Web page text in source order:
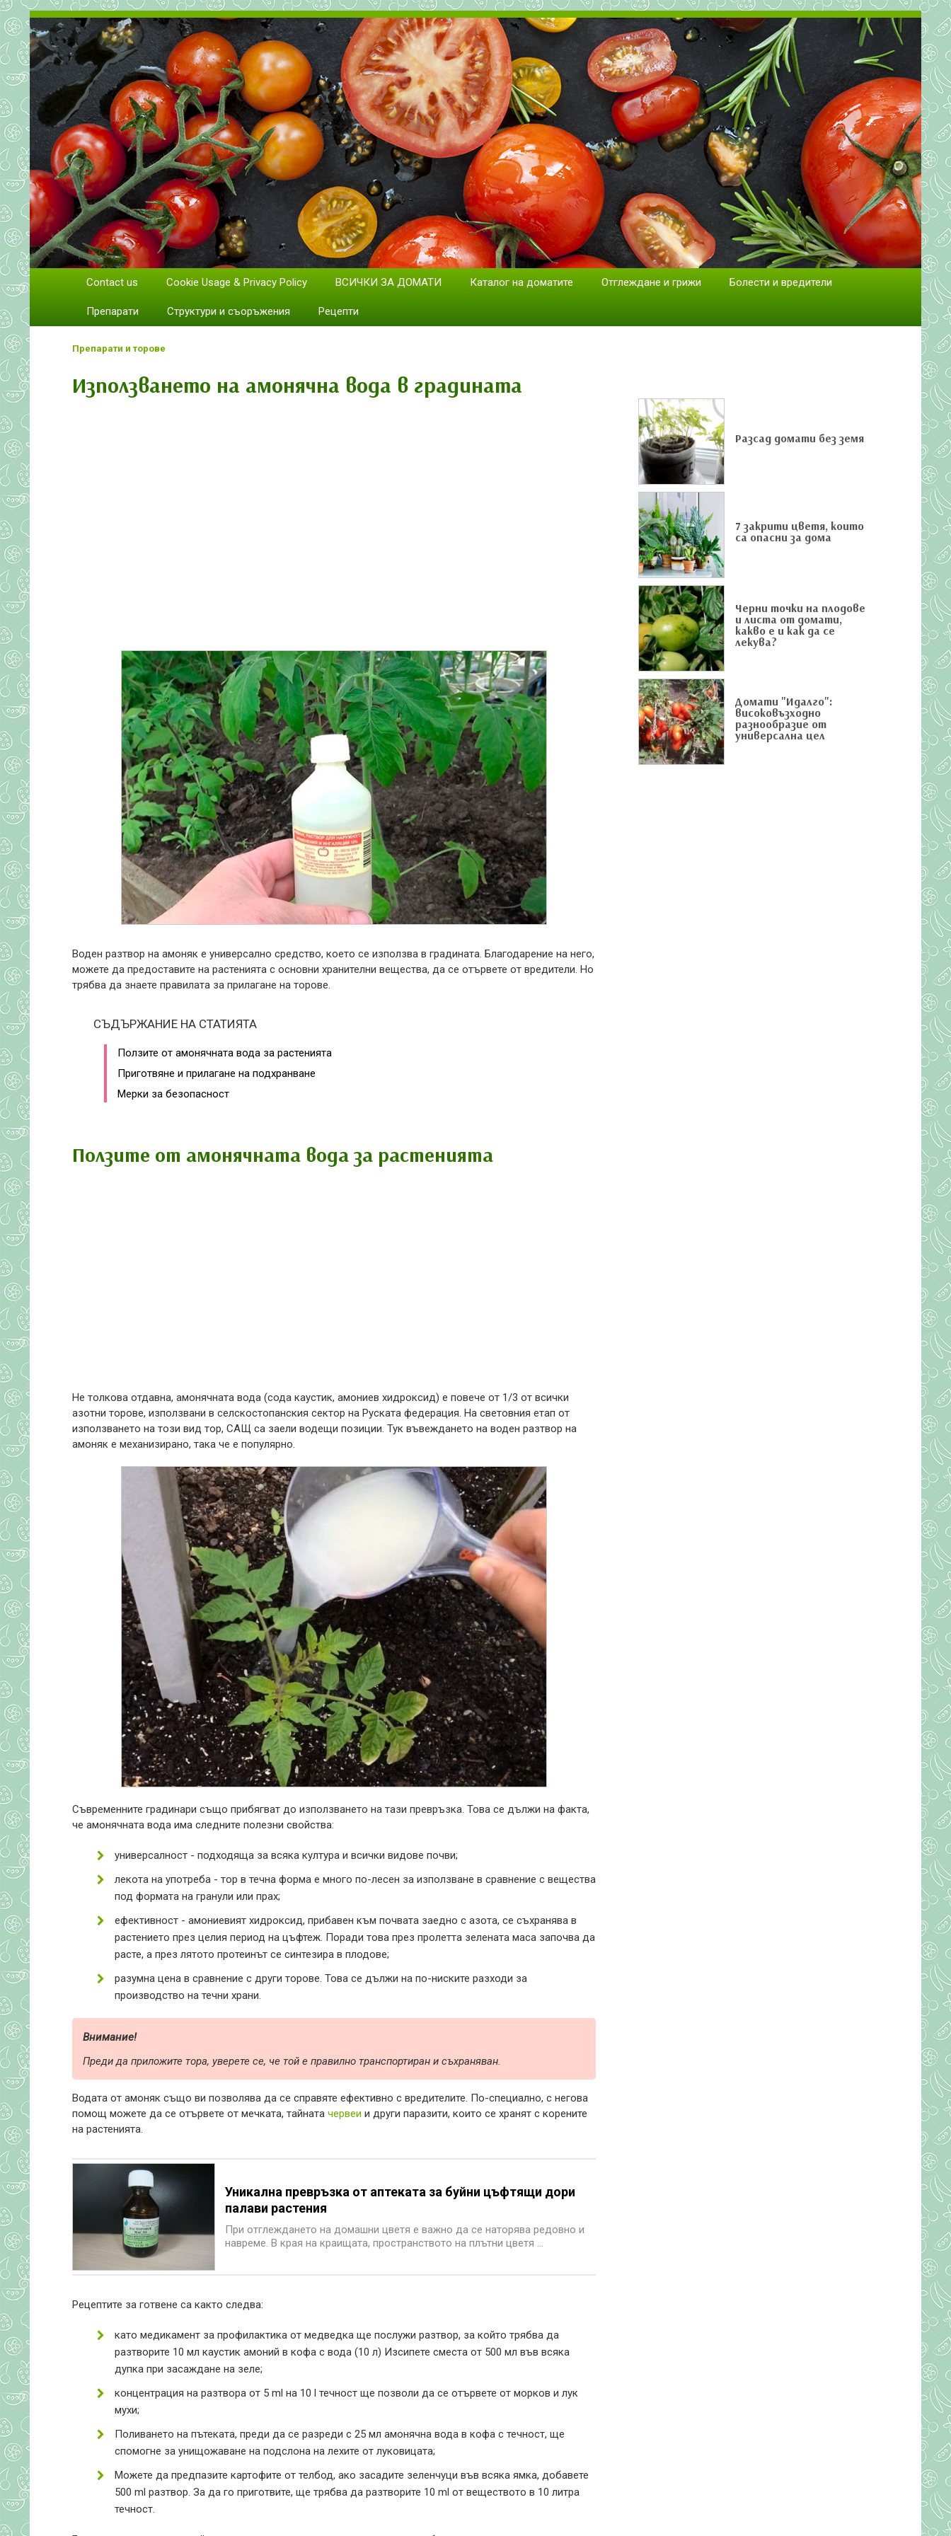
Всичко за доматите. Отглеждане на домати. Сортове и разсад.
Отглеждане и грижи за домати
Contact us Cookie Usage & Privacy Policy ВСИЧКИ ЗА ДОМАТИ Каталог на доматите Отглеждане и грижи Болести и вредители
Препарати Структури и съоръжения Рецепти
Препарати и торове
Използването на амонячна вода в градината
Воден разтвор на амоняк е универсално средство, което се използва в градината. Благодарение на него,
можете да предоставите на растенията с основни хранителни вещества, да се отървете от вредители. Но
трябва да знаете правилата за прилагане на торове.
СЪДЪРЖАНИЕ НА СТАТИЯТА
Ползите от амонячната вода за растенията
Приготвяне и прилагане на подхранване
Мерки за безопасност
Ползите от амонячната вода за растенията
Не толкова отдавна, амонячната вода (сода каустик, амониев хидроксид) е повече от 1/3 от всички
азотни торове, използвани в селскостопанския сектор на Руската федерация. На световния етап от
използването на този вид тор, САЩ са заели водещи позиции. Тук въвеждането на воден разтвор на
амоняк е механизирано, така че е популярно.
Съвременните градинари също прибягват до използването на тази превръзка. Това се дължи на факта,
че амонячната вода има следните полезни свойства:
универсалност - подходяща за всяка култура и всички видове почви;
лекота на употреба - тор в течна форма е много по-лесен за използване в сравнение с вещества
под формата на гранули или прах;
ефективност - амониевият хидроксид, прибавен към почвата заедно с азота, се съхранява в
растението през целия период на цъфтеж. Поради това през пролетта зелената маса започва да
расте, а през лятото протеинът се синтезира в плодове;
разумна цена в сравнение с други торове. Това се дължи на по-ниските разходи за
производство на течни храни.
Внимание!
Преди да приложите тора, уверете се, че той е правилно транспортиран и съхраняван.
Водата от амоняк също ви позволява да се справяте ефективно с вредителите. По-специално, с негова
помощ можете да се отървете от мечката, тайната червеи и други паразити, които се хранят с корените
на растенията.
Уникална превръзка от аптеката за буйни цъфтящи дори
палави растения
При отглеждането на домашни цветя е важно да се наторява редовно и
навреме. В края на краищата, пространството на плътни цветя ...
Рецептите за готвене са както следва:
като медикамент за профилактика от медведка ще послужи разтвор, за който трябва да
разтворите 10 мл каустик амоний в кофа с вода (10 л) Изсипете сместа от 500 мл във всяка
дупка при засаждане на зеле;
концентрация на разтвора от 5 ml на 10 l течност ще позволи да се отървете от морков и лук
мухи;
Поливането на пътеката, преди да се разреди с 25 мл амонячна вода в кофа с течност, ще
спомогне за унищожаване на подслона на лехите от луковицата;
Можете да предпазите картофите от телбод, ако засадите зеленчуци във всяка ямка, добавете
500 ml разтвор. За да го приготвите, ще трябва да разтворите 10 ml от веществото в 10 литра
течност.
Разсад домати без земя
7 закрити цветя, които
са опасни за дома
Черни точки на плодове
и листа от домати,
какво е и как да се
лекува?
Домати "Идалго":
високовъзходно
разнообразие от
универсална цел